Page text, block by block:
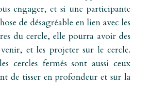
engager, et si une participante
de désagréable en lien avec les
du cercle, elle pourra avoir des
venir, et les projeter sur le cercle.
cercles fermés sont aussi ceux
de tisser en profondeur et sur la